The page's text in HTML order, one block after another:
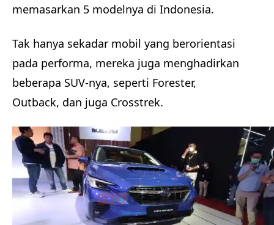
memasarkan 5 modelnya di Indonesia.
Tak hanya sekadar mobil yang berorientasi
pada performa, mereka juga menghadirkan
beberapa SUV-nya, seperti Forester,
Outback, dan juga Crosstrek.